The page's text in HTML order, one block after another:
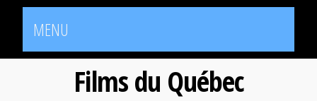
MENU
Films du Québec